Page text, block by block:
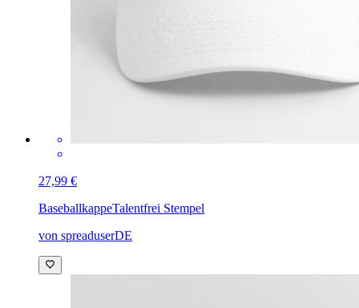
27,99 €
BaseballkappeTalentfrei Stempel
von spreaduserDE